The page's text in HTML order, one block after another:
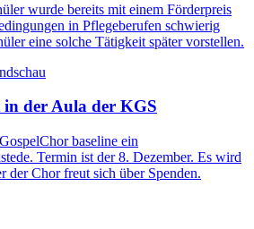
wurde bereits mit einem Förderpreis
in Pflegeberufen schwierig
eine solche Tätigkeit später vorstellen.
in der Aula der KGS
baseline ein
Termin ist der 8. Dezember. Es wird
der Chor freut sich über Spenden.